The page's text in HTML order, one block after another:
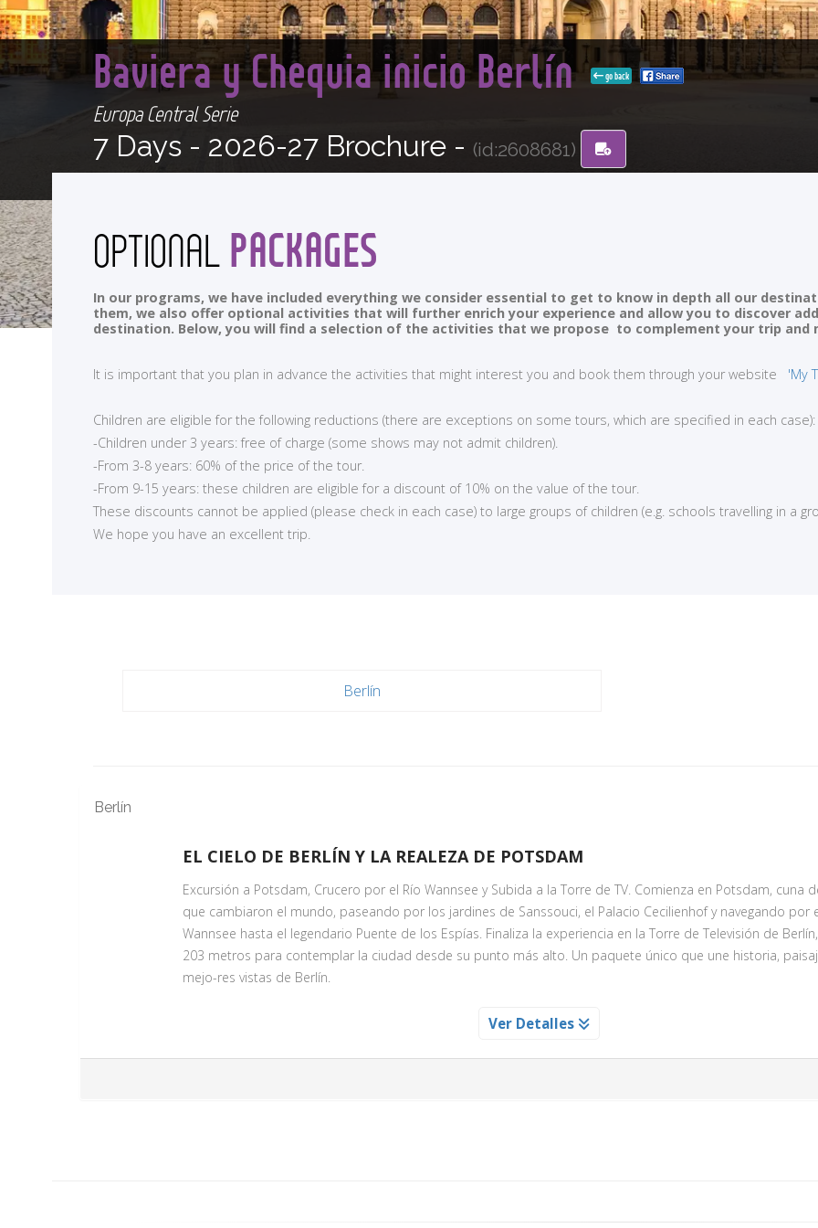
Baviera y Chequia inicio Berlín go back
Europa Central Serie
7 Days - 2026-27 Brochure - (id:2608681)
OPTIONALPACKAGES
In our programs, we have included everything we consider essential to get to know in depth all our
them, we also offer optional activities that will further enrich your experience and allow you to discover
destination. Below, you will find a selection of the activities that we propose to complement your trip
It is important that you plan in advance the activities that might interest you and book them through your website 'My
Children are eligible for the following reductions (there are exceptions on some tours, which are specified in each case):
-Children under 3 years: free of charge (some shows may not admit children).
-From 3-8 years: 60% of the price of the tour.
-From 9-15 years: these children are eligible for a discount of 10% on the value of the tour.
These discounts cannot be applied (please check in each case) to large groups of children (e.g. schools travelling in a
We hope you have an excellent trip.
Berlín
Berlín
EL CIELO DE BERLÍN Y LA REALEZA DE POTSDAM
Excursión a Potsdam, Crucero por el Río Wannsee y Subida a la Torre de TV. Comienza en Potsdam, cuna
que cambiaron el mundo, paseando por los jardines de Sanssouci, el Palacio Cecilienhof y navegando por
Wannsee hasta el legendario Puente de los Espías. Finaliza la experiencia en la Torre de Televisión de
203 metros para contemplar la ciudad desde su punto más alto. Un paquete único que une historia,
mejo-res vistas de Berlín.
Ver Detalles